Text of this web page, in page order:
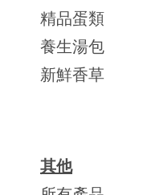
精品蛋類
養生湯包
新鮮香草
其他